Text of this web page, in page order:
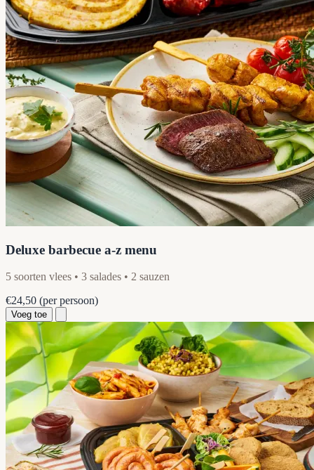
Deluxe barbecue a-z menu
5 soorten vlees • 3 salades • 2 sauzen
€24,50 (per persoon)
Voeg toe